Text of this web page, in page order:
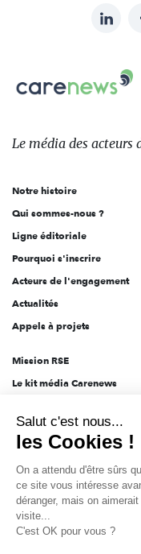
sur:
Le
des
l'engagement
Le média des acteurs
Notre histoire
Qui sommes-nous ?
Ligne éditoriale
Pourquoi s'inscrire
Acteurs de l'engagement
Actualités
Appels à projets
Mission RSE
Le kit média Carenews
AEF info
Novethic
PRODURABLE
Inclusiv Day
Salut c'est nous...
les Cookies !
On a attendu d'être sûrs
ce site vous intéresse
déranger, mais on
visite...
C'est OK pour vous ?